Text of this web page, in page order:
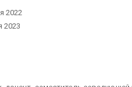
2022
2023